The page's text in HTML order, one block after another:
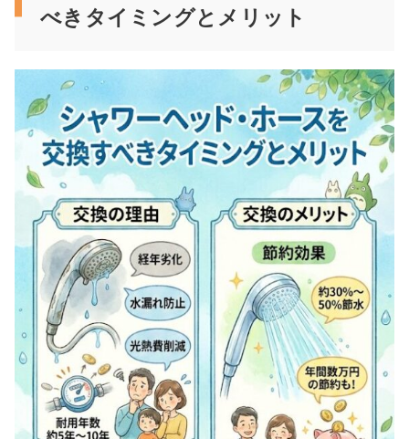
べきタイミングとメリット